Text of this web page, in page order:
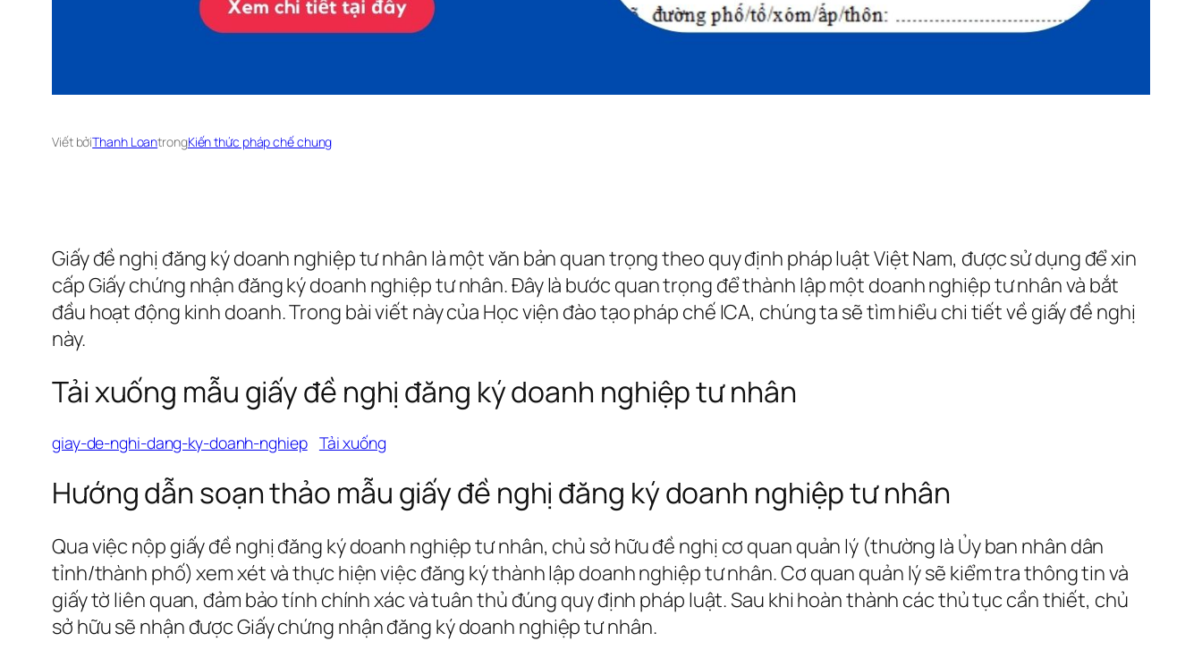
Viết bởiThanh LoantrongKiến thức pháp chế chung
Giấy đề nghị đăng ký doanh nghiệp tư nhân là một văn bản quan trọng theo quy định pháp luật Việt Nam, được sử dụng để xin
cấp Giấy chứng nhận đăng ký doanh nghiệp tư nhân. Đây là bước quan trọng để thành lập một doanh nghiệp tư nhân và bắt
đầu hoạt động kinh doanh. Trong bài viết này của Học viện đào tạo pháp chế ICA, chúng ta sẽ tìm hiểu chi tiết về giấy đề nghị
này.
Tải xuống mẫu giấy đề nghị đăng ký doanh nghiệp tư nhân
giay-de-nghi-dang-ky-doanh-nghiep Tải xuống
Hướng dẫn soạn thảo mẫu giấy đề nghị đăng ký doanh nghiệp tư nhân
Qua việc nộp giấy đề nghị đăng ký doanh nghiệp tư nhân, chủ sở hữu đề nghị cơ quan quản lý (thường là Ủy ban nhân dân
tỉnh/thành phố) xem xét và thực hiện việc đăng ký thành lập doanh nghiệp tư nhân. Cơ quan quản lý sẽ kiểm tra thông tin và
giấy tờ liên quan, đảm bảo tính chính xác và tuân thủ đúng quy định pháp luật. Sau khi hoàn thành các thủ tục cần thiết, chủ
sở hữu sẽ nhận được Giấy chứng nhận đăng ký doanh nghiệp tư nhân.